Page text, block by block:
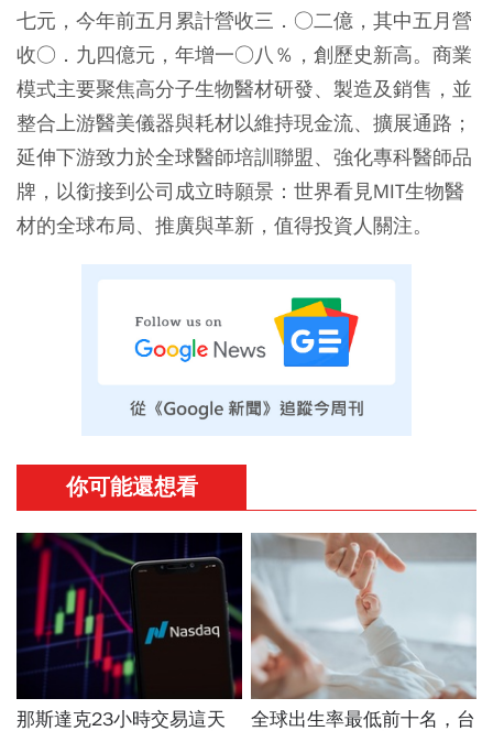
七元，今年前五月累計營收三．○二億，其中五月營
收○．九四億元，年增一○八％，創歷史新高。商業
模式主要聚焦高分子生物醫材研發、製造及銷售，並
整合上游醫美儀器與耗材以維持現金流、擴展通路；
延伸下游致力於全球醫師培訓聯盟、強化專科醫師品
牌，以銜接到公司成立時願景：世界看見MIT生物醫
材的全球布局、推廣與革新，值得投資人關注。